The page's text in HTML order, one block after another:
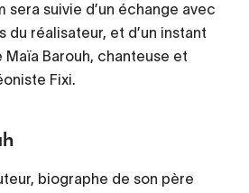
sera suivie d’un échange avec
du réalisateur, et d’un instant
Maïa Barouh, chanteuse et
Fixi.
biographe de son père